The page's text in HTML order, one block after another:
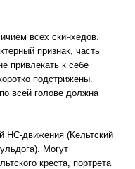
всех скинхедов.
признак, часть
привлекать к себе
подстрижены.
всей голове должна
НС-движения (Кельтский
Могут
креста, портрета